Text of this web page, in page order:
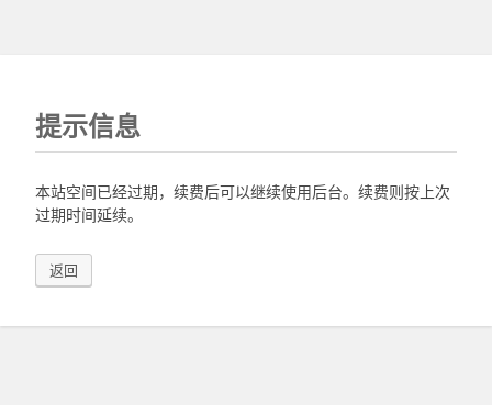
提示信息
本站空间已经过期，续费后可以继续使用后台。续费则按上次
过期时间延续。
返回